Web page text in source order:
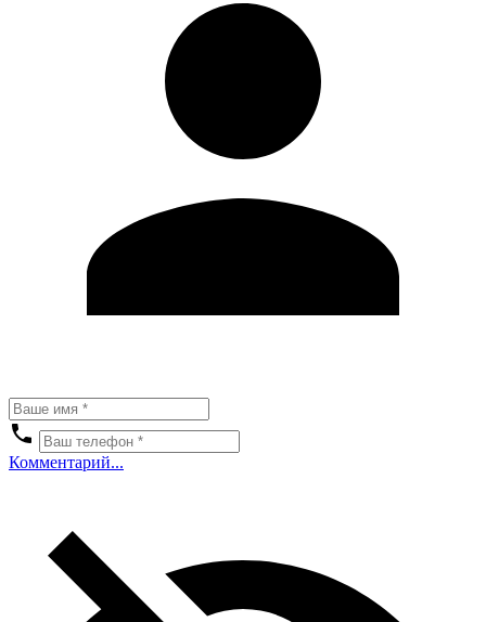
Комментарий...